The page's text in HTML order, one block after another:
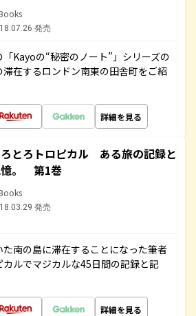
発売
Kayoの“秘密のノート”」シリーズの
在するロンドン南東の田舎町をご紹
詳細を見る
とろトロピカル ある旅の記録と
。 第1巻
発売
南の島に滞在することになった筆者
ルでマジカルな45日間の記録と記
詳細を見る